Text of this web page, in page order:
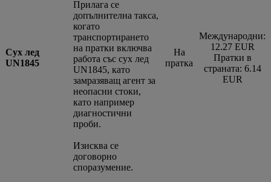
Сух лед
UN1845
Прилага се
допълнителна такса,
когато
транспортирането
на пратки включва
работа със сух лед
UN1845, като
замразяващ агент за
неопасни стоки,
като например
диагностични
проби.
Изисква се
договорно
споразумение.
На
пратка
Международни:
12.27 EUR
Пратки в
страната: 6.14
EUR